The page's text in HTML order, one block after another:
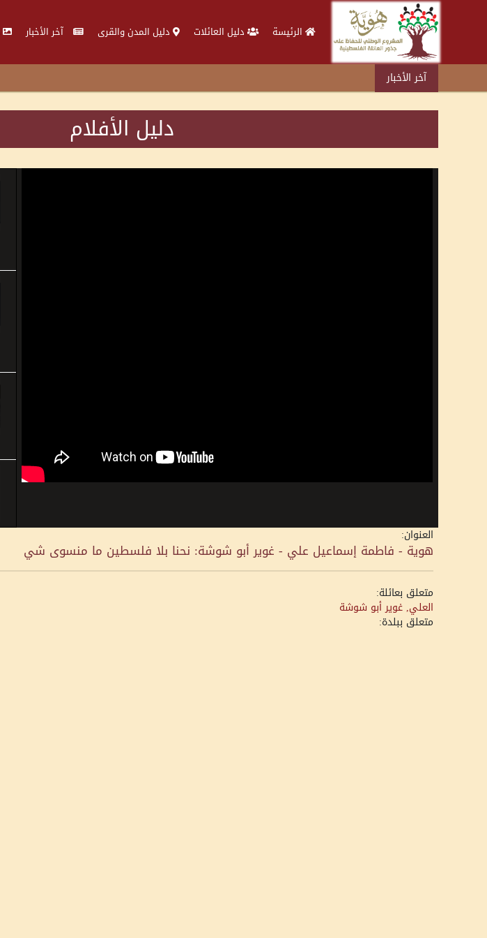
الرئيسة دليل العائلات دليل المدن والقرى آخر الأخبار
آخر الأخبار
دليل الأفلام
العنوان:
هوية - فاطمة إسماعيل علي - غوير أبو شوشة: نحنا بلا فلسطين ما منسوى شي
متعلق بعائلة:
العلي, غوير أبو شوشة
متعلق ببلدة: